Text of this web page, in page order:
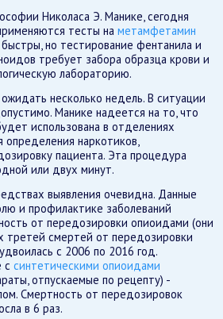
Николаса Э. Манике, сегодня
тесты на метамфетамин
быстры, но тестирование фентанила и
требует забора образца крови и
лабораторию.
несколько недель. В ситуации
Манике надеется на то, что
использована в отделениях
наркотиков,
пациента. Эта процедура
или двух минут.
выявления очевидна. Данные
и профилактике заболеваний
от передозировки опиоидами (они
третей смертей от передозировки
с 2006 по 2016 год.
с синтетическими опиоидами
отпускаемые по рецепту) -
Смертность от передозировок
в 6 раз.